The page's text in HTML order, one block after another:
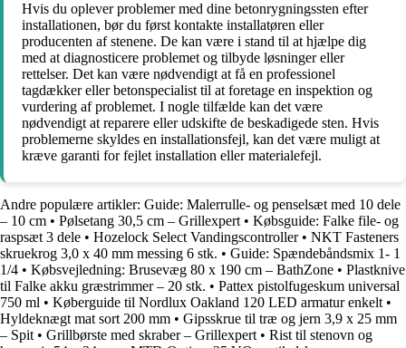
Hvis du oplever problemer med dine betonrygningssten efter
installationen, bør du først kontakte installatøren eller
producenten af ​​stenene. De kan være i stand til at hjælpe dig
med at diagnosticere problemet og tilbyde løsninger eller
rettelser. Det kan være nødvendigt at få en professionel
tagdækker eller betonspecialist til at foretage en inspektion og
vurdering af problemet. I nogle tilfælde kan det være
nødvendigt at reparere eller udskifte de beskadigede sten. Hvis
problemerne skyldes en installationsfejl, kan det være muligt at
kræve garanti for fejlet installation eller materialefejl.
Andre populære artikler: Guide: Malerrulle- og penselsæt med 10 dele
– 10 cm • Pølsetang 30,5 cm – Grillexpert • Købsguide: Falke file- og
raspsæt 3 dele • Hozelock Select Vandingscontroller• NKT Fasteners
skruekrog 3,0 x 40 mm messing 6 stk. • Guide: Spændebåndsmix 1- 1
1/4 • Købsvejledning: Brusevæg 80 x 190 cm – BathZone • Plastknive
til Falke akku græstrimmer – 20 stk. • Pattex pistolfugeskum universal
750 ml • Køberguide til Nordlux Oakland 120 LED armatur enkelt •
Hyldeknægt mat sort 200 mm • Gipsskrue til træ og jern 3,9 x 25 mm
– Spit • Grillbørste med skraber – Grillexpert • Rist til stenovn og